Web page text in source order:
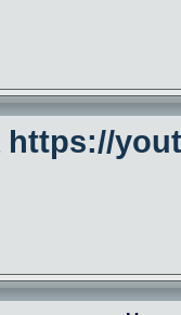
https://